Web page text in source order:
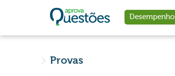
Desempenho
Provas